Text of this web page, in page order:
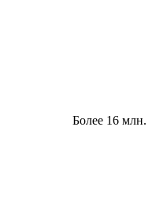
Более 16 млн.